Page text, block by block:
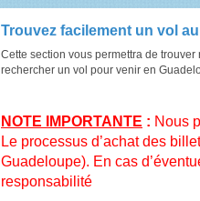
Trouvez facilement un vol
Cette section vous permettra de
rechercher un vol pour venir en
NOTE IMPORTANTE : Nous
Le processus d’achat des
Guadeloupe). En cas
responsabilité